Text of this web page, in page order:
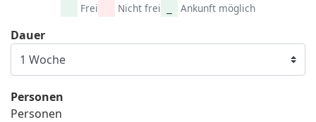
Frei Nicht frei Ankunft möglich
Dauer
Personen
Personen